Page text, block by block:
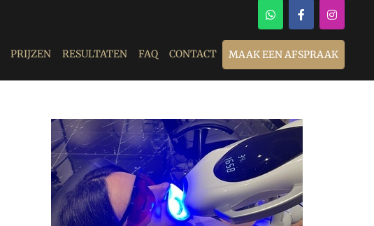
PRIJZEN RESULTATEN FAQ CONTACT MAAK EEN AFSPRAAK